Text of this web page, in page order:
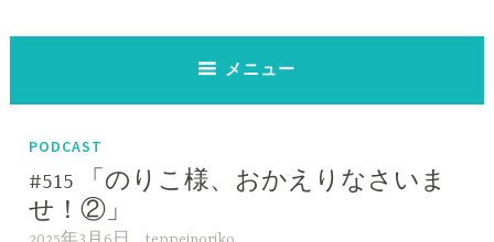
メニュー
PODCAST
#515 「のりこ様、おかえりなさいま
せ！②」